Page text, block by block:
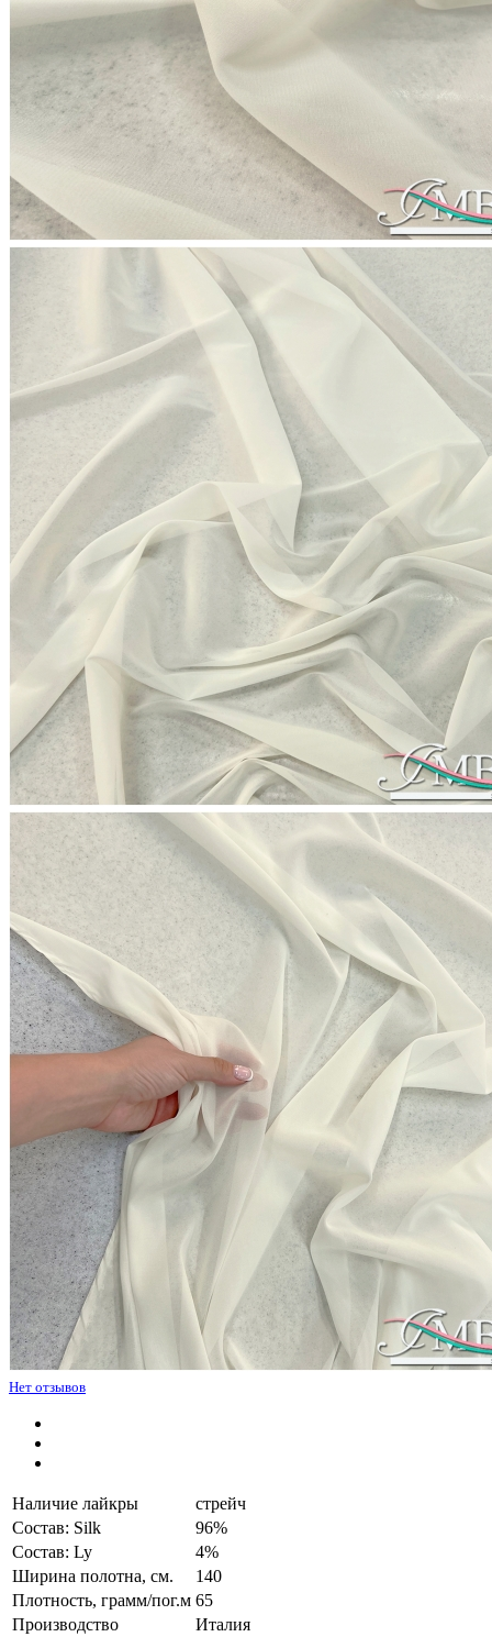
Нет отзывов
Наличие лайкры
стрейч
Состав: Silk
96%
Состав: Ly
4%
Ширина полотна, см.
140
Плотность, грамм/пог.м 65
Производство
Италия